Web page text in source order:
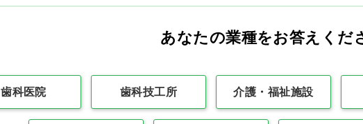
あなたの業種をお答えくだ
歯科医院 歯科技工所 介護・福祉施設